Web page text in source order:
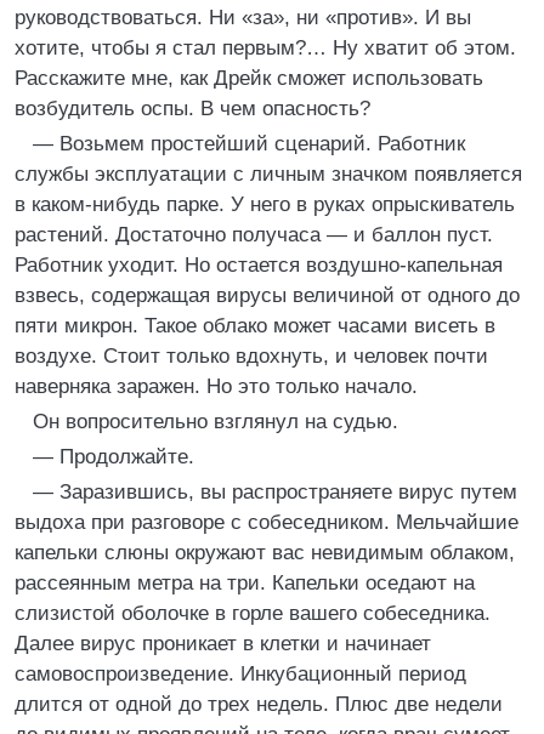
руководствоваться. Ни «за», ни «против». И вы
хотите, чтобы я стал первым?… Ну хватит об этом.
Расскажите мне, как Дрейк сможет использовать
возбудитель оспы. В чем опасность?
— Возьмем простейший сценарий. Работник
службы эксплуатации с личным значком появляется
в каком-нибудь парке. У него в руках опрыскиватель
растений. Достаточно получаса — и баллон пуст.
Работник уходит. Но остается воздушно-капельная
взвесь, содержащая вирусы величиной от одного до
пяти микрон. Такое облако может часами висеть в
воздухе. Стоит только вдохнуть, и человек почти
наверняка заражен. Но это только начало.
Он вопросительно взглянул на судью.
— Продолжайте.
— Заразившись, вы распространяете вирус путем
выдоха при разговоре с собеседником. Мельчайшие
капельки слюны окружают вас невидимым облаком,
рассеянным метра на три. Капельки оседают на
слизистой оболочке в горле вашего собеседника.
Далее вирус проникает в клетки и начинает
самовоспроизведение. Инкубационный период
длится от одной до трех недель. Плюс две недели